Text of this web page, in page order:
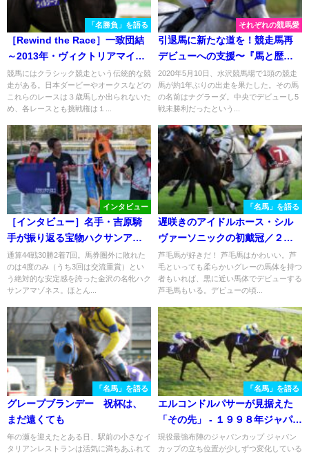
「名勝負」を語る
［Rewind the Race］一致団結
～2013年・ヴィクトリアマイル
～
競馬にはクラシック競走という伝統的な競
走がある。日本ダービーやオークスなどの
これらのレースは３歳馬しか出られないた
め、各レースとも挑戦権は１...
それぞれの競馬愛
引退馬に新たな道を！競走馬再
デビューへの支援〜『馬と歴史
と未来の会』の取り組みとは〜
2020年5月10日、水沢競馬場で1頭の競走
馬が約1年ぶりの出走を果たした。その馬
の名前はナグラーダ。中央でデビューし5
戦未勝利だったという...
インタビュー
［インタビュー］名手・吉原騎
手が振り返る宝物ハクサンアマ
ゾネスとの年月
通算44戦30勝2着7回。馬券圏外に敗れた
のは4度のみ（うち3回は交流重賞）とい
う絶対的な安定感を誇った金沢の名牝ハク
サンアマゾネス。ほとん...
「名馬」を語る
遅咲きのアイドルホース・シル
ヴァーソニックの初戴冠／２０
２２年ステイヤーズステークス
芦毛馬が好きだ！ 芦毛馬はかわいい。芦
毛といっても柔らかいグレーの馬体を持つ
者もいれば、黒に近い馬体でデビューする
芦毛馬もいる。デビューの頃...
「名馬」を語る
グレープブランデー 祝杯は、
まだ遠くても
年の瀬を迎えたとある日、駅前の小さなイ
タリアンレストランは活気に満ちあふれて
「名馬」を語る
エルコンドルパサーが見据えた
「その先」 - １９９８年ジャパン
カップ
現役最強布陣のジャパンカップ ジャパン
カップの立ち位置が少しずつ変化している